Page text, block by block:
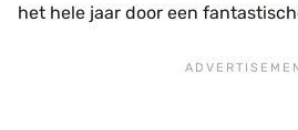
het hele jaar door een